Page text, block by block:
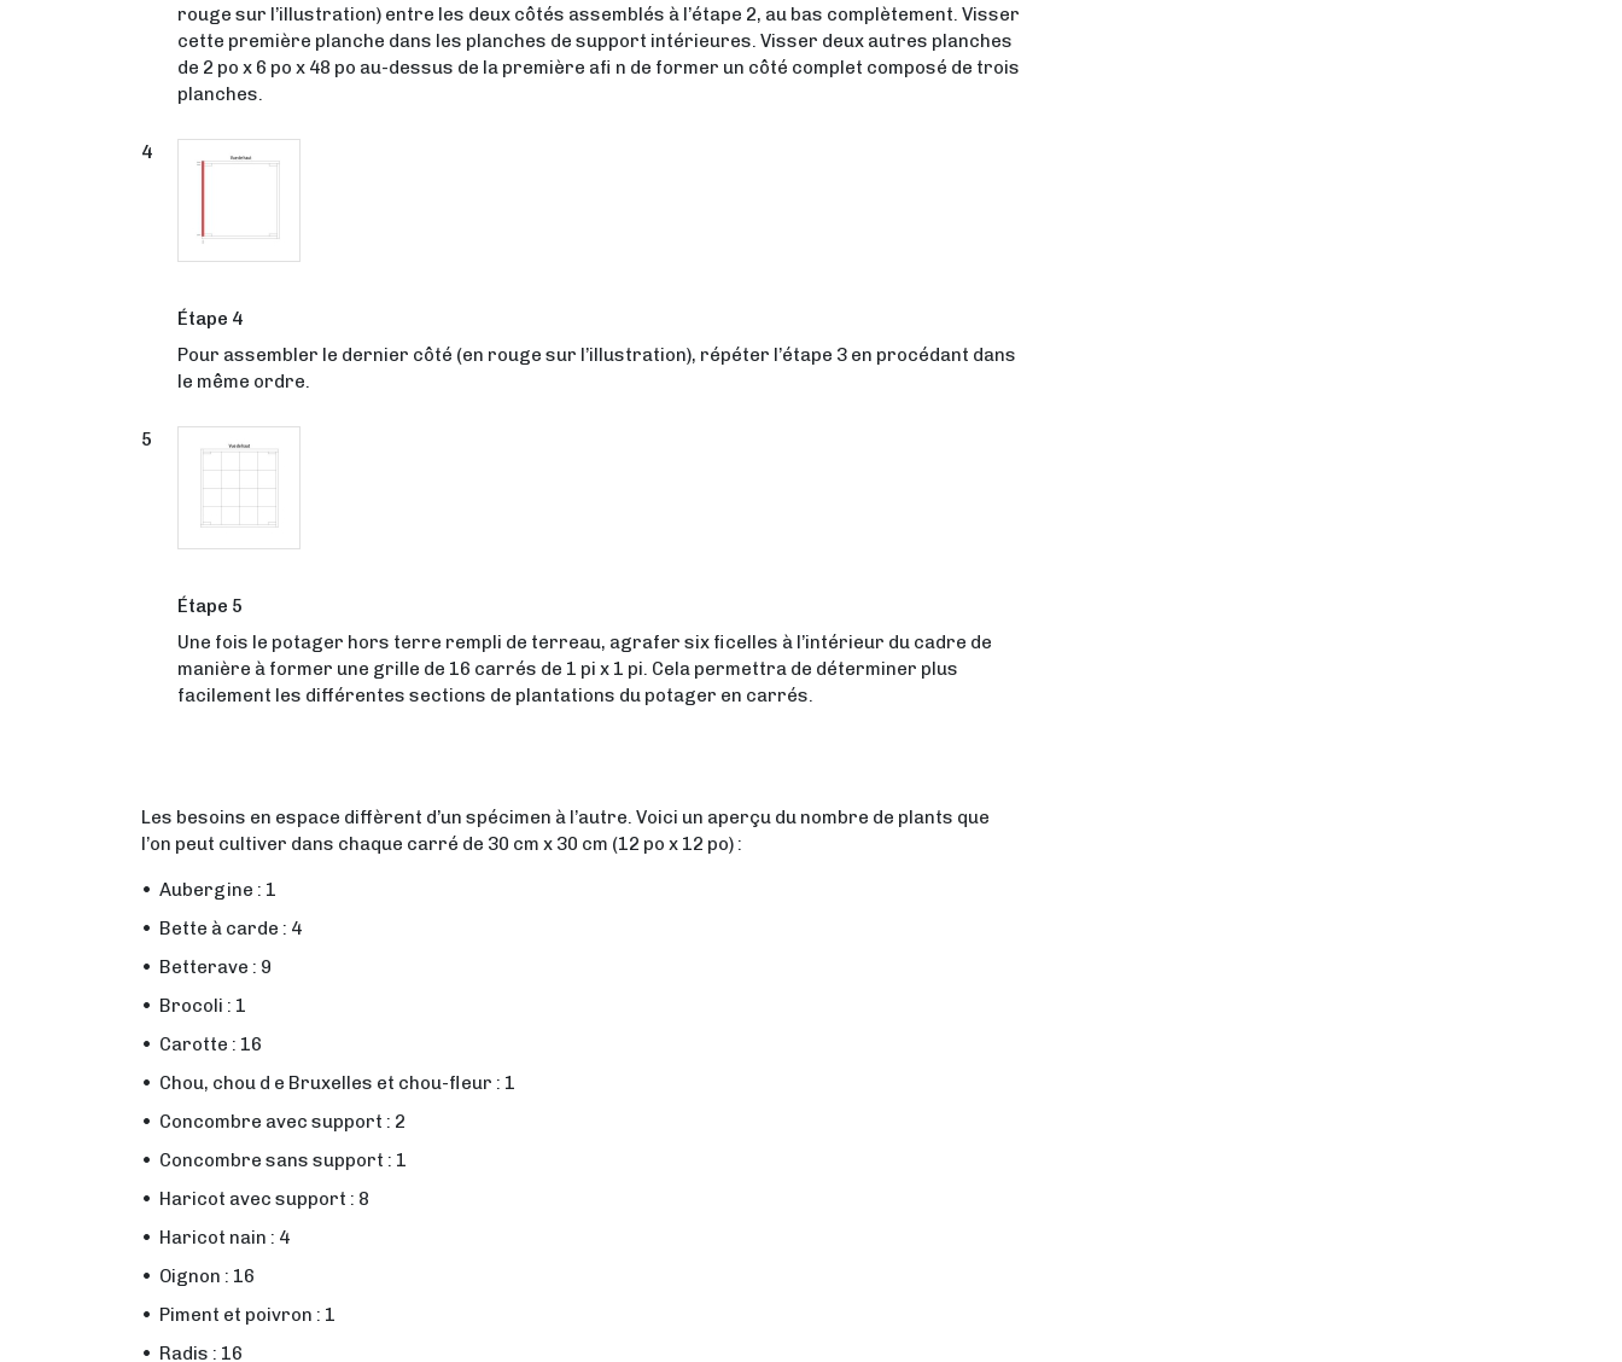
rouge sur l’illustration) entre les deux côtés assemblés à l’étape 2, au bas complètement. Visser
cette première planche dans les planches de support intérieures. Visser deux autres planches
de 2 po x 6 po x 48 po au-dessus de la première afi n de former un côté complet composé de trois
planches.
Étape 4
Pour assembler le dernier côté (en rouge sur l’illustration), répéter l’étape 3 en procédant dans
le même ordre.
Étape 5
Une fois le potager hors terre rempli de terreau, agrafer six ficelles à l’intérieur du cadre de
manière à former une grille de 16 carrés de 1 pi x 1 pi. Cela permettra de déterminer plus
facilement les différentes sections de plantations du potager en carrés.
Les besoins en espace diffèrent d’un spécimen à l’autre. Voici un aperçu du nombre de plants que
l’on peut cultiver dans chaque carré de 30 cm x 30 cm (12 po x 12 po) :
Aubergine : 1
Bette à carde : 4
Betterave : 9
Brocoli : 1
Carotte : 16
Chou, chou d e Bruxelles et chou-fleur : 1
Concombre avec support : 2
Concombre sans support : 1
Haricot avec support : 8
Haricot nain : 4
Oignon : 16
Piment et poivron : 1
Radis : 16